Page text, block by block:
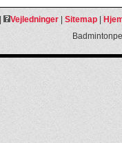
Vejledninger| Sitemap|